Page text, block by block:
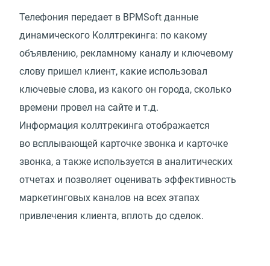
Телефония передает в BPMSoft данные
динамического Коллтрекинга: по какому
объявлению, рекламному каналу и ключевому
слову пришел клиент, какие использовал
ключевые слова, из какого он города, сколько
времени провел на сайте и т.д.
Информация коллтрекинга отображается
во всплывающей карточке звонка и карточке
звонка, а также используется в аналитических
отчетах и позволяет оценивать эффективность
маркетинговых каналов на всех этапах
привлечения клиента, вплоть до сделок.